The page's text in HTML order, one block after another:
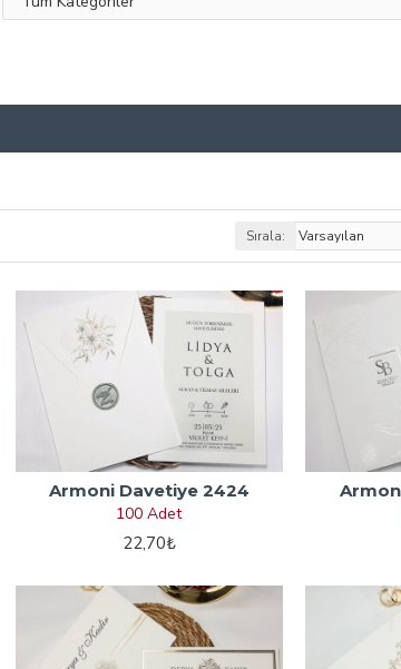
Sırala:
Armoni Davetiye 2424
100 Adet
22,70₺